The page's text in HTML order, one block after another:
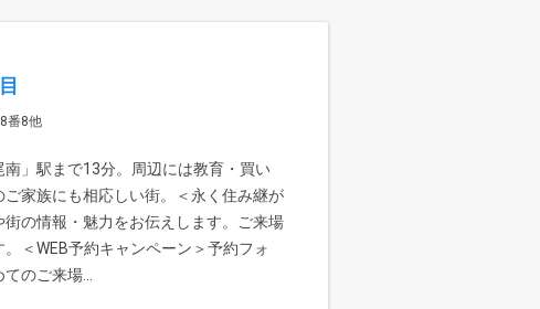
番8他
」駅まで13分。周辺には教育・買い
家族にも相応しい街。＜永く住み継が
の情報・魅力をお伝えします。ご来場
＜WEB予約キャンペーン＞予約フォ
のご来場...